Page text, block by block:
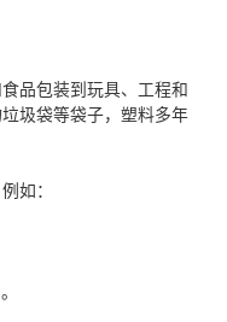
品包装到玩具、工程和
圾袋等袋子，塑料多年
如：